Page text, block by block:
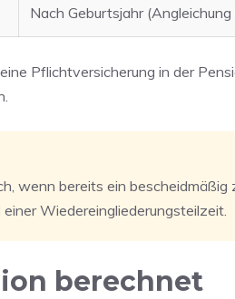
Nach Geburtsjahr
Pflichtversicherung in der
wenn bereits ein
Wiedereingliederungsteilzeit.
berechnet